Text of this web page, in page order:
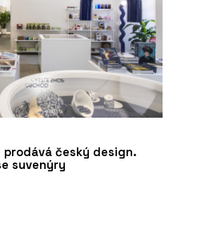
prodává český design.
suvenýry